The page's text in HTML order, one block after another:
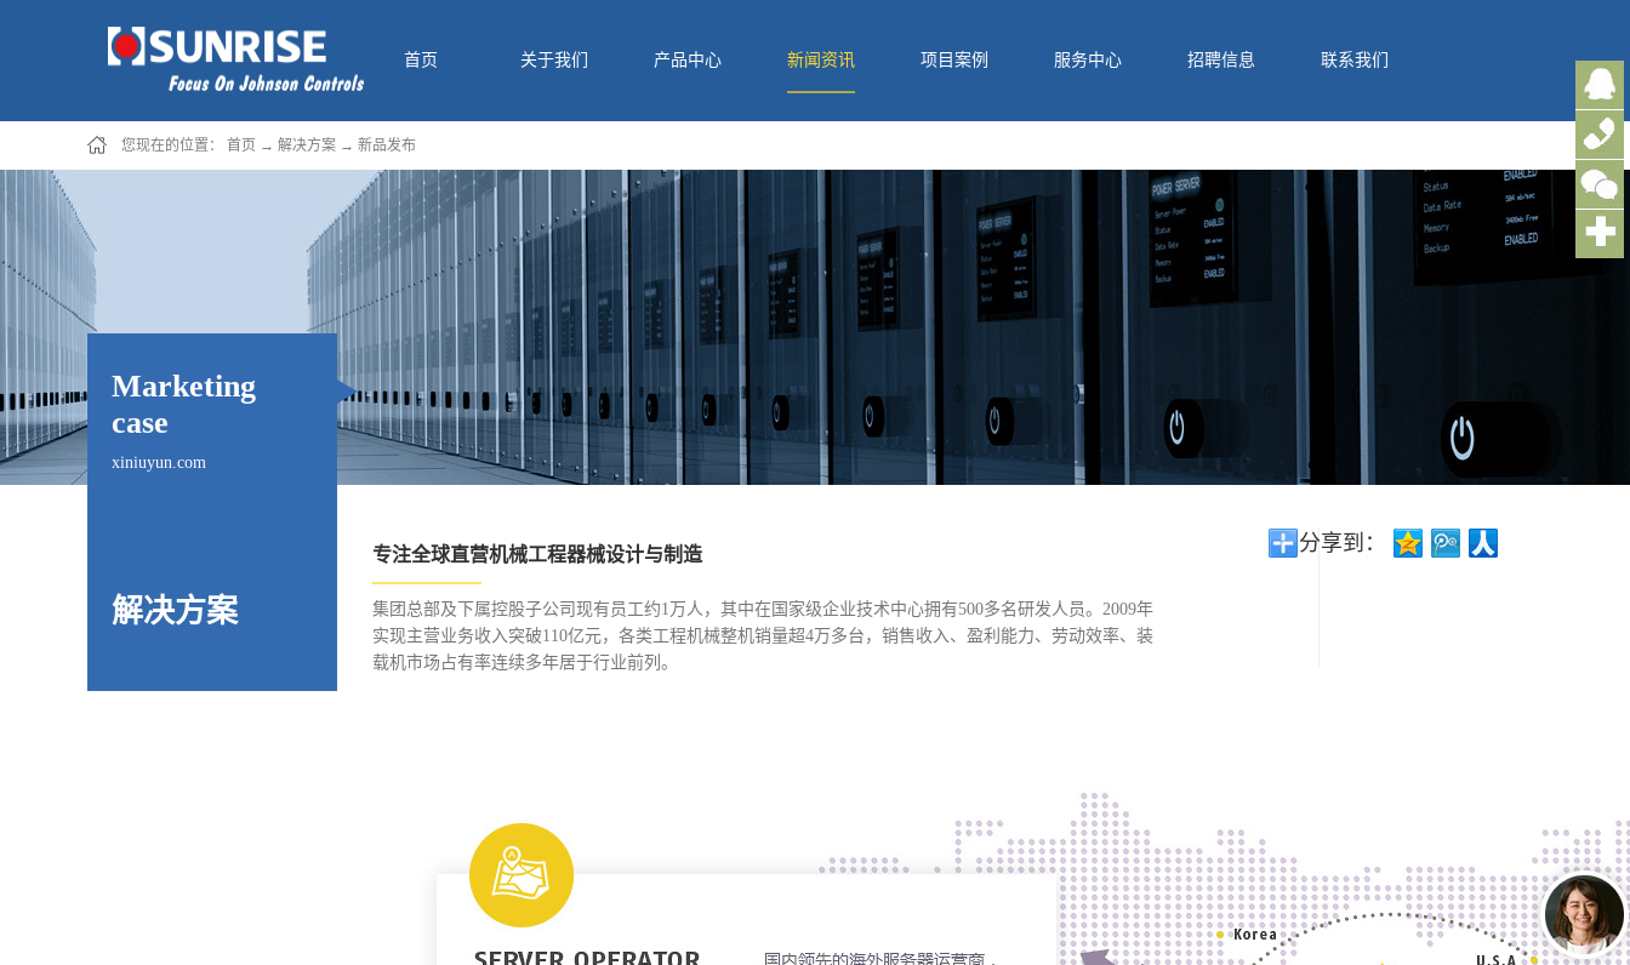
首页 关于我们 产品中心 新闻资讯 项目案例 服务中心 招聘信息 联系我们
您现在的位置： 首页 → 解决方案 → 新品发布
Marketing
case
xiniuyun.com
解决方案
专注全球直营机械工程器械设计与制造
集团总部及下属控股子公司现有员工约1万人，其中在国家级企业技术中心拥有500多名研发人员。2009年
实现主营业务收入突破110亿元，各类工程机械整机销量超4万多台，销售收入、盈利能力、劳动效率、装
载机市场占有率连续多年居于行业前列。
分享到：
分享